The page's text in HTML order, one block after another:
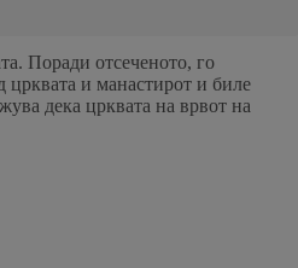
Поради отсеченото, го
црквата и манастирот и биле
дека црквата на врвот на